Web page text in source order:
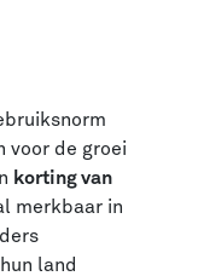
voor de groei
korting van
merkbaar in
land